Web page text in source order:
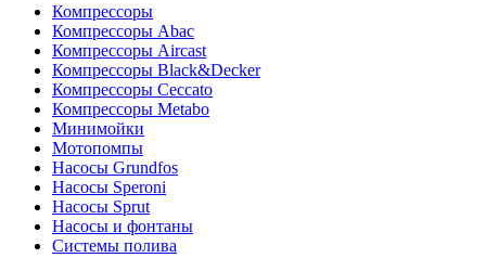
Компрессоры
Компрессоры Abac
Компрессоры Aircast
Компрессоры Black&Decker
Компрессоры Ceccato
Компрессоры Metabo
Минимойки
Мотопомпы
Насосы Grundfos
Насосы Speroni
Насосы Sprut
Насосы и фонтаны
Системы полива